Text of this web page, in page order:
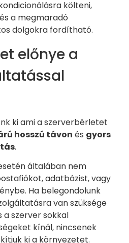
költeni,
a megmaradó
dolgokra fordítható.
előnye a
ki ami a szerverbérletet
hosszú távon és gyors
.
általában nem
adatbázist, vagy
Ha belegondolunk
van szüksége
a szerver sokkal
kínál, nincsenek
ki a környezetet.